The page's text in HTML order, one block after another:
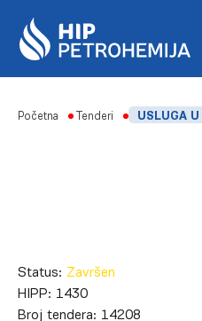
Početna Tenderi
Status: Završen
HIPP: 1430
Broj tendera: 14208